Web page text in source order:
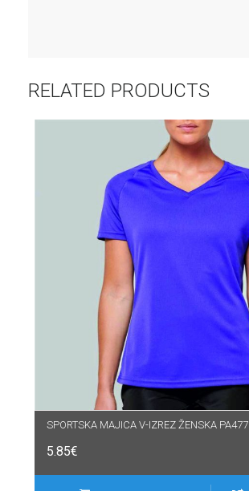
RELATED PRODUCTS
SPORTSKA MAJICA V-IZREZ ŽENSKA PA477
5.85€